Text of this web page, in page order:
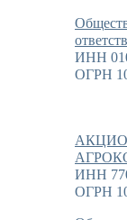
ИНН
ОГРН
ИНН
ОГРН